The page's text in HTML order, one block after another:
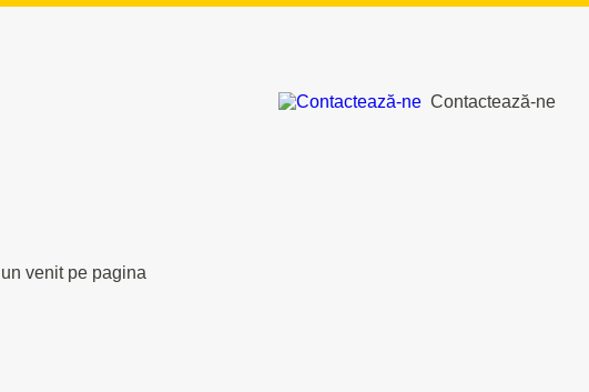
Contactează-ne